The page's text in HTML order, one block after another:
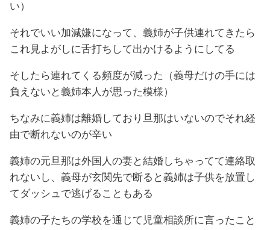
い）
それでいい加減嫌になって、義姉が子供連れてきたら
これ見よがしに舌打ちして出かけるようにしてる
そしたら連れてくる頻度が減った（義母だけの手には
負えないと義姉本人が思った模様）
ちなみに義姉は離婚しており旦那はいないのでそれ経
由で断れないのが辛い
義姉の元旦那は外国人の妻と結婚しちゃってて連絡取
れないし、義母が玄関先で断ると義姉は子供を放置し
てダッシュで逃げることもある
義姉の子たちの学校を通じて児童相談所に言ったこと